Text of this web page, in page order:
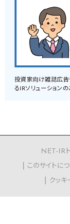
投資家向け雑誌広告
るIRソリューション
NET-IR
このサイトに
クッキ